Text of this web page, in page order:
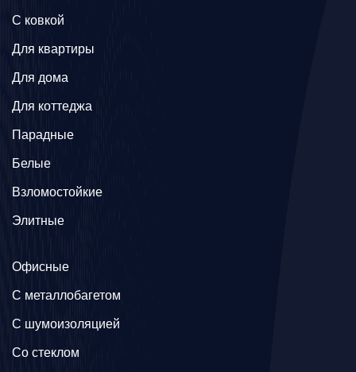
C ковкой
Для квартиры
Для дома
Для коттеджа
Парадные
Белые
Взломостойкие
Элитные
Офисные
C металлобагетом
С шумоизоляцией
Со стеклом